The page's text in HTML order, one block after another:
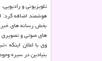
تلویزیونی و رادیویی، ۱۱۴ اثر در زمینه مستند تلویزیونی و ۲۱۵ اثر در بخش نماهنگ تلویزیونی از طرف
هوشمند اضافه کرد:
بخش رسانه های
های صوتی و
وی با اعلان اینکه
بنیادین در سیره